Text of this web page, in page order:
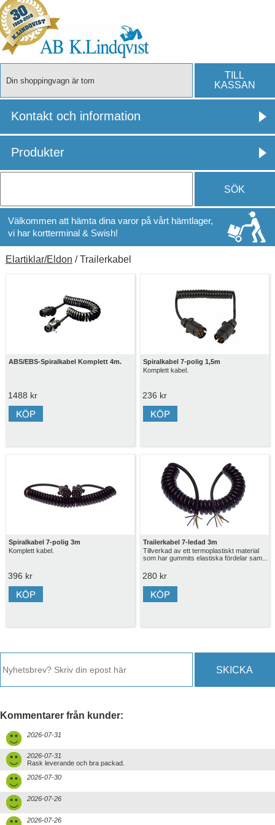
TILL
KASSAN
Din shoppingvagn är tom
Kontakt och information
SÖK
Välkommen att hämta dina varor på vårt hämtlager,
vi har kortterminal & Swish!
Produkter
Elartiklar/Eldon / Trailerkabel
ABS/EBS-Spiralkabel Komplett 4m.
1488 kr
Spiralkabel 7-polig 1,5m
Komplett kabel.
236 kr
Spiralkabel 7-polig 3m
Komplett kabel.
396 kr
Trailerkabel 7-ledad 3m
Tillverkad av ett termoplastiskt material
som har gummits elastiska fördelar sam...
280 kr
SKICKA
Kommentarer från kunder:
2026-07-31
2026-07-31
Rask leverande och bra packad.
2026-07-30
2026-07-26
2026-07-26